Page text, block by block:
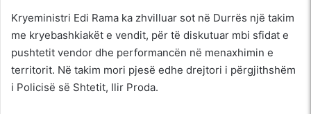
Kryeministri Edi Rama ka zhvilluar sot në Durrës një takim
me kryebashkiakët e vendit, për të diskutuar mbi sfidat e
pushtetit vendor dhe performancën në menaxhimin e
territorit. Në takim mori pjesë edhe drejtori i përgjithshëm
i Policisë së Shtetit, Ilir Proda.